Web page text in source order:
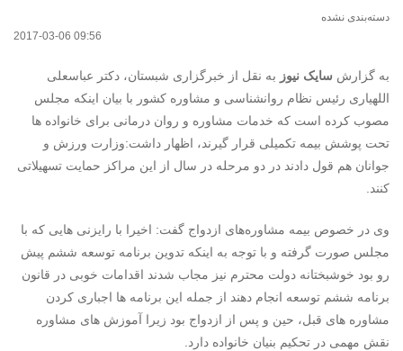
دسته‌بندی نشده
2017-03-06 09:56
به گزارش سایک نیوز به نقل از خبرگزاری شبستان، دکتر عباسعلی
اللهیاری رئیس نظام روانشناسی و مشاوره کشور با بیان اینکه مجلس
مصوب کرده است که خدمات مشاوره و روان درمانی برای خانواده ها
تحت پوشش بیمه تکمیلی قرار گیرند، اظهار داشت:وزارت ورزش و
جوانان هم قول دادند در دو مرحله در سال از این مراکز حمایت تسهیلاتی
کنند.
وی در خصوص بیمه مشاوره‌های ازدواج گفت: اخیرا با رایزنی هایی که با
مجلس صورت گرفته و با توجه به اینکه تدوین برنامه توسعه ششم پیش
رو بود خوشبختانه دولت محترم نیز مجاب شدند اقدامات خوبی در قانون
برنامه ششم توسعه انجام دهند از جمله این برنامه ها اجباری کردن
مشاوره های قبل، حین و پس از ازدواج بود زیرا آموزش های مشاوره
نقش مهمی در تحکیم بنیان خانواده دارد.